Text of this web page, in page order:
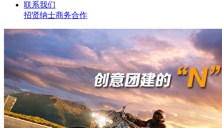
联系我们
招贤纳士商务合作